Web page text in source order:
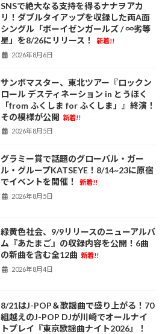
SNSで絶大なる支持を得るナナヲアカ
リ！ダブルタイアップを収録した両A面
シングル「ボーイゼンガールズ / ∞劣等
星」を8/26にリリース！
新着!!
2026年8月6日
サンボマスター、東北ツアー『ロックン
ロール デスティネーション in とうほく
「from ふくしま for ふくしま」』終演！
その模様が公開 新着!!
2026年8月5日
グラミー賞で話題のグローバル・ガー
ル・グループKATSEYE！8/14~23に原宿
でイベントを開催！
新着!!
2026年8月5日
緑黄色社会、9/9リリースのニューアルバ
ム『あたまご』の収録内容を公開！6曲
の新曲を含む全12曲 新着!!
2026年8月4日
8/21はJ-POP＆歌謡曲で盛り上がる！70
組越えのJ-POP DJが川崎でオールナイ
トプレイ『東京歌謡曲ナイト2026』！